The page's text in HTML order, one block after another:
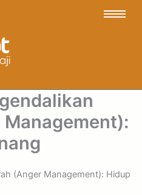
(Anger Management): Hidup